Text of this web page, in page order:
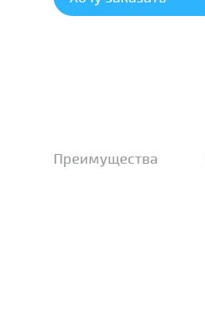
Преимущества